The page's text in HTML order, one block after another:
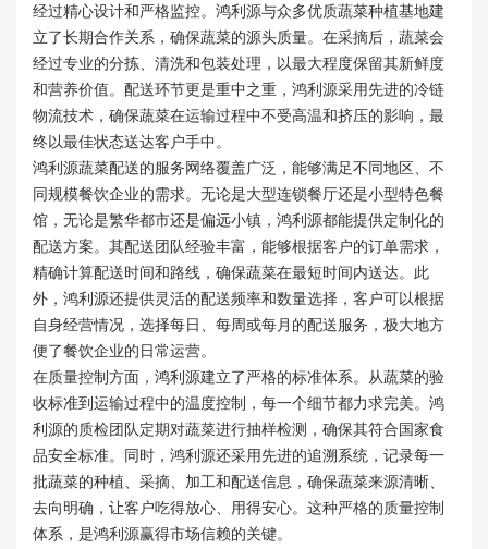
经过精心设计和严格监控。鸿利源与众多优质蔬菜种植基地建
立了长期合作关系，确保蔬菜的源头质量。在采摘后，蔬菜会
经过专业的分拣、清洗和包装处理，以最大程度保留其新鲜度
和营养价值。配送环节更是重中之重，鸿利源采用先进的冷链
物流技术，确保蔬菜在运输过程中不受高温和挤压的影响，最
终以最佳状态送达客户手中。
鸿利源蔬菜配送的服务网络覆盖广泛，能够满足不同地区、不
同规模餐饮企业的需求。无论是大型连锁餐厅还是小型特色餐
馆，无论是繁华都市还是偏远小镇，鸿利源都能提供定制化的
配送方案。其配送团队经验丰富，能够根据客户的订单需求，
精确计算配送时间和路线，确保蔬菜在最短时间内送达。此
外，鸿利源还提供灵活的配送频率和数量选择，客户可以根据
自身经营情况，选择每日、每周或每月的配送服务，极大地方
便了餐饮企业的日常运营。
在质量控制方面，鸿利源建立了严格的标准体系。从蔬菜的验
收标准到运输过程中的温度控制，每一个细节都力求完美。鸿
利源的质检团队定期对蔬菜进行抽样检测，确保其符合国家食
品安全标准。同时，鸿利源还采用先进的追溯系统，记录每一
批蔬菜的种植、采摘、加工和配送信息，确保蔬菜来源清晰、
去向明确，让客户吃得放心、用得安心。这种严格的质量控制
体系，是鸿利源赢得市场信赖的关键。